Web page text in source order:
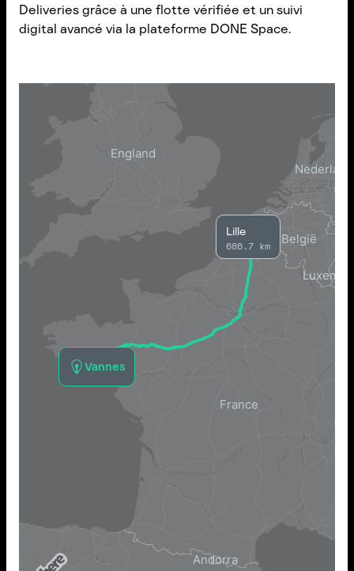
Deliveries grâce à une flotte vérifiée et un suivi
digital avancé via la plateforme DONE Space.
Vannes
Lille
686.7 km